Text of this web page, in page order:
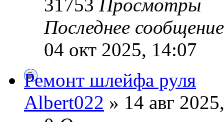
31753 Просмотры
Последнее
04 окт 2025, 14:07
Ремонт шлейфа руля
Albert022 » 14 авг